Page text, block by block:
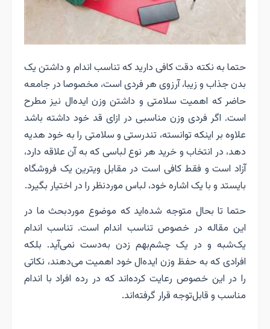
حتما به نکته دقت کافی دارید که تناسب اندام و داشتن یک
بدن جذاب و زیبا، آرزوی هر فردی است، مخصوصا در جامعه
حاضر که اهمیت سلامتی و داشتن وزن ایده‌ال نیز مطرح
است. اگر فردی وزن مناسبی در ازای قد خود داشته باشد
علاوه بر اینکه توانسته، تندرستی و سلامتی را به خود هدیه
دهد، در انتخاب و خرید هر نوع لباسی که به آن علاقه دارد،
آزاد است و فقط کافی است در مقابل ویترین یک فروشگاه
بایستد و با یک اشاره خود، لباس موردنظر را در اختیار بگیرد.
حتما تا بحال متوجه شده‌اید که موضوع موردبحث ما در
این مقاله در خصوص تناسب اندام است. تناسب اندام
یک‌شبه و در یک چشم‌بهم زدن به‌دست نمی‌آید. بلکه
افرادی که به حفظ وزن ایده‌ال خود اهمیت می‌دهند، نکاتی
را در این خصوص رعایت کرده‌اند که در رده افراد با اندام
مناسب و قابل‌توجه قرار گرفته‌اند.